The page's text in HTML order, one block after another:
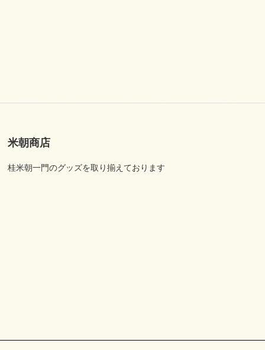
米朝商店
桂米朝一門のグッズを取り揃えております